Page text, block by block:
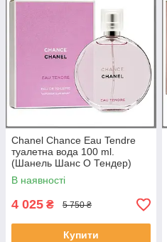
Chanel Chance Eau Tendre
туалетна вода 100 ml.
(Шанель Шанс О Тендер)
В наявності
4 025 ₴ 5 750 ₴
Купити